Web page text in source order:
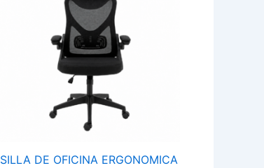
SILLA DE OFICINA ERGONOMICA